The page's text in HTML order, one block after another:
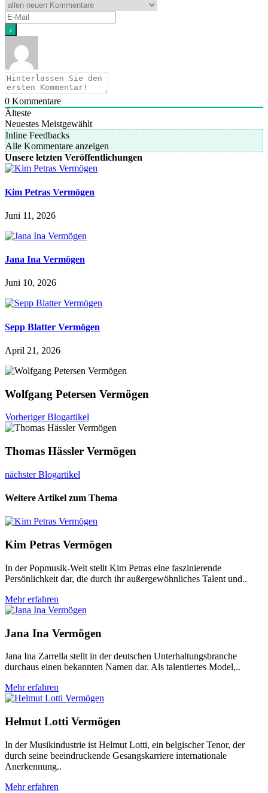
0 Kommentare
Älteste
Neuestes Meistgewählt
Inline Feedbacks
Alle Kommentare anzeigen
Unsere letzten Veröffentlichungen
Kim Petras Vermögen
Juni 11, 2026
Jana Ina Vermögen
Juni 10, 2026
Sepp Blatter Vermögen
April 21, 2026
Wolfgang Petersen Vermögen
Vorheriger Blogartikel
Thomas Hässler Vermögen
nächster Blogartikel
Weitere Artikel zum Thema
Kim Petras Vermögen
In der Popmusik-Welt stellt Kim Petras eine faszinierende
Persönlichkeit dar, die durch ihr außergewöhnliches Talent und..
Mehr erfahren
Jana Ina Vermögen
Jana Ina Zarrella stellt in der deutschen Unterhaltungsbranche
durchaus einen bekannten Namen dar. Als talentiertes Model,..
Mehr erfahren
Helmut Lotti Vermögen
In der Musikindustrie ist Helmut Lotti, ein belgischer Tenor, der
durch seine beeindruckende Gesangskarriere internationale
Anerkennung..
Mehr erfahren